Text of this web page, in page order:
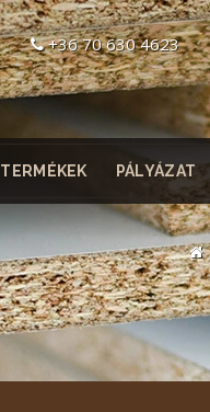
+36 70 630 4623
TERMÉKEK PÁLYÁZAT